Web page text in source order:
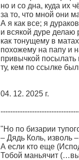
но и со дна, куда их
за то, что мной они
А я как все; я
и всякой дуре делаю
как тонущему в
похожему на папу и
привычкой посылать
ту, кем по ссылке
04. 12. 2025 г.
"Но по бизарии
– Дядь Коль, изволь
А если кто еще
Тобой маньячит